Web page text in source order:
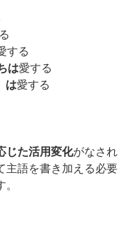
する
は愛する
は愛する
じた活用変化がなされ
主語を書き加える必要